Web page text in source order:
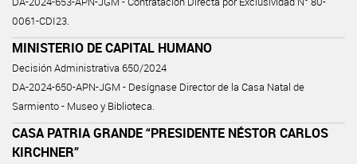
0061-CDI23.
MINISTERIO DE CAPITAL HUMANO
Decisión Administrativa 650/2024
DA-2024-650-APN-JGM - Desígnase Director de la Casa Natal de
Sarmiento - Museo y Biblioteca.
CASA PATRIA GRANDE “PRESIDENTE NÉSTOR CARLOS
KIRCHNER”